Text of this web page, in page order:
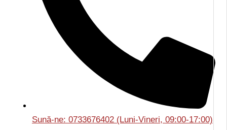
Sună-ne: 0733676402 (Luni-Vineri, 09:00-17:00)